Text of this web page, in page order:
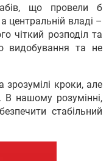
що провели б
центральній владі –
чіткий розподіл та
видобування та не
кроки, але
В нашому розумінні,
стабільний